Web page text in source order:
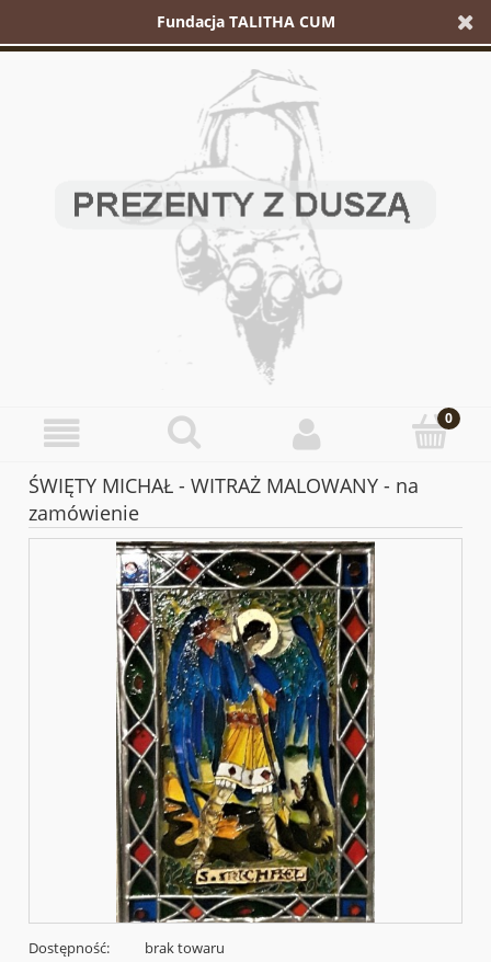
Fundacja TALITHA CUM
ŚWIĘTY MICHAŁ - WITRAŻ MALOWANY - na
zamówienie
Dostępność: brak towaru